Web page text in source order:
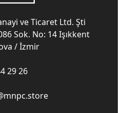
ve Ticaret Ltd. Şti
Sok. No: 14 Işıkkent
/ İzmir
29 26